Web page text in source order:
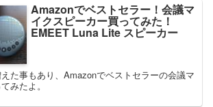
Amazonでベストセラー！会議マ
イクスピーカー買ってみた！
EMEET Luna Lite スピーカー
た事もあり、Amazonでベストセラーの会議マ
みたよ。